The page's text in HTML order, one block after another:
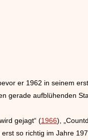
er 1962 in seinem
gerade aufblühenden
gejagt“ (1966),
so richtig im Jahre